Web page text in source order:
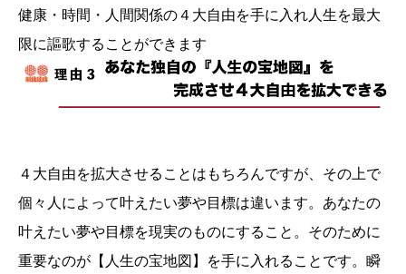
健康・時間・人間関係の４大自由を手に入れ人生を最大
限に謳歌することができます
４大自由を拡大させることはもちろんですが、その上で
個々人によって叶えたい夢や目標は違います。あなたの
叶えたい夢や目標を現実のものにすること。そのために
重要なのが【人生の宝地図】を手に入れることです。瞬